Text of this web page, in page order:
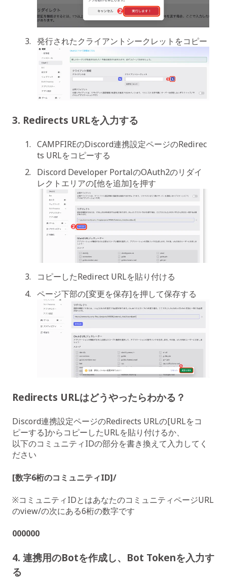
発行されたクライアントシークレットをコピー
3. Redirects URLを入力する
CAMPFIREのDiscord連携設定ページのRedirec
ts URLをコピーする
Discord Developer PortalのOAuth2のリダイ
レクトエリアの[他を追加]を押す
コピーしたRedirect URLを貼り付ける
ページ下部の[変更を保存]を押して保存する
Redirects URLはどうやったらわかる？
Discord連携設定ページのRedirects URLの[URLをコ
ピーする]からコピーしたURLを貼り付けるか、
以下のコミュニティIDの部分を書き換えて入力してく
ださい
[数字6桁のコミュニティID]/
※コミュニティIDとはあなたのコミュニティページURL
のview/の次にある6桁の数字です
000000
4. 連携用のBotを作成し、Bot Tokenを入力す
る